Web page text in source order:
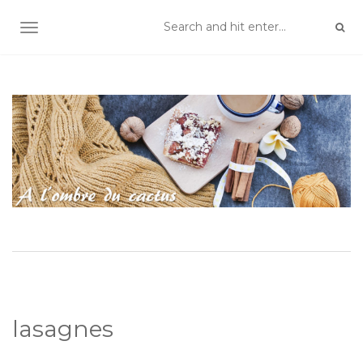
TOGGLE NAVIGATION
lasagnes